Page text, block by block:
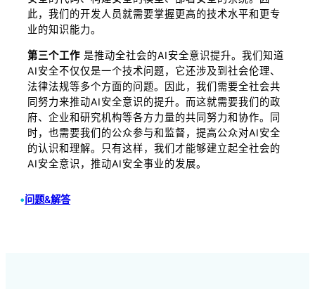
此，我们的开发人员就需要掌握更高的技术水平和更专
业的知识能力。
第三个工作是推动全社会的AI安全意识提升。我们知道
AI安全不仅仅是一个技术问题，它还涉及到社会伦理、
法律法规等多个方面的问题。因此，我们需要全社会共
同努力来推动AI安全意识的提升。而这就需要我们的政
府、企业和研究机构等各方力量的共同努力和协作。同
时，也需要我们的公众参与和监督，提高公众对AI安全
的认识和理解。只有这样，我们才能够建立起全社会的
AI安全意识，推动AI安全事业的发展。
•问题&解答